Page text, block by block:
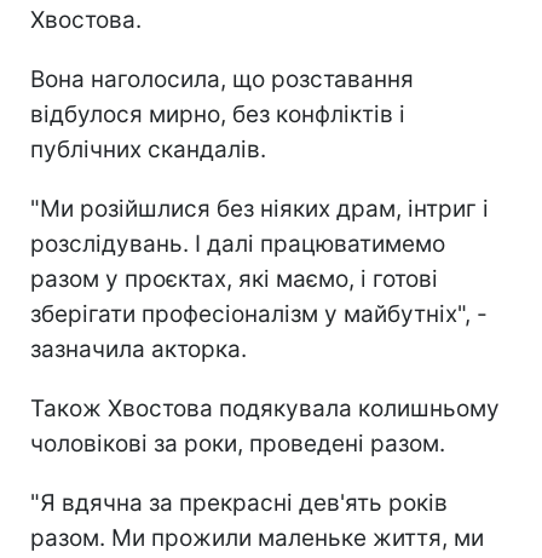
Хвостова.
Вона наголосила, що розставання
відбулося мирно, без конфліктів і
публічних скандалів.
"Ми розійшлися без ніяких драм, інтриг і
розслідувань. І далі працюватимемо
разом у проєктах, які маємо, і готові
зберігати професіоналізм у майбутніх", -
зазначила акторка.
Також Хвостова подякувала колишньому
чоловікові за роки, проведені разом.
"Я вдячна за прекрасні дев'ять років
разом. Ми прожили маленьке життя, ми